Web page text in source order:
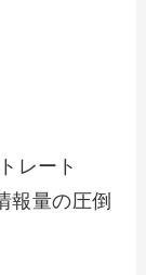
レート
報量の圧倒